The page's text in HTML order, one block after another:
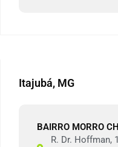
Itajubá, MG
BAIRRO MORRO
R. Dr. Hoffman,